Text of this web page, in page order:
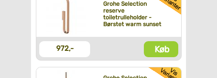
Grohe Selection
reserve
toiletrulleholder -
Børstet warm sunset
972,- Køb